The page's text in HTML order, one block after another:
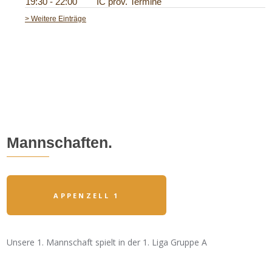
Mannschaften.
APPENZELL 1
Unsere 1. Mannschaft spielt in der 1. Liga Gruppe A